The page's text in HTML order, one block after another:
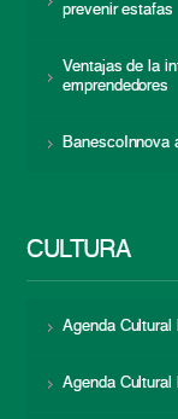
prevenir estafas
Ventajas de la
emprendedores
BanescoInnova
CULTURA
Agenda Cultural
Agenda Cultural